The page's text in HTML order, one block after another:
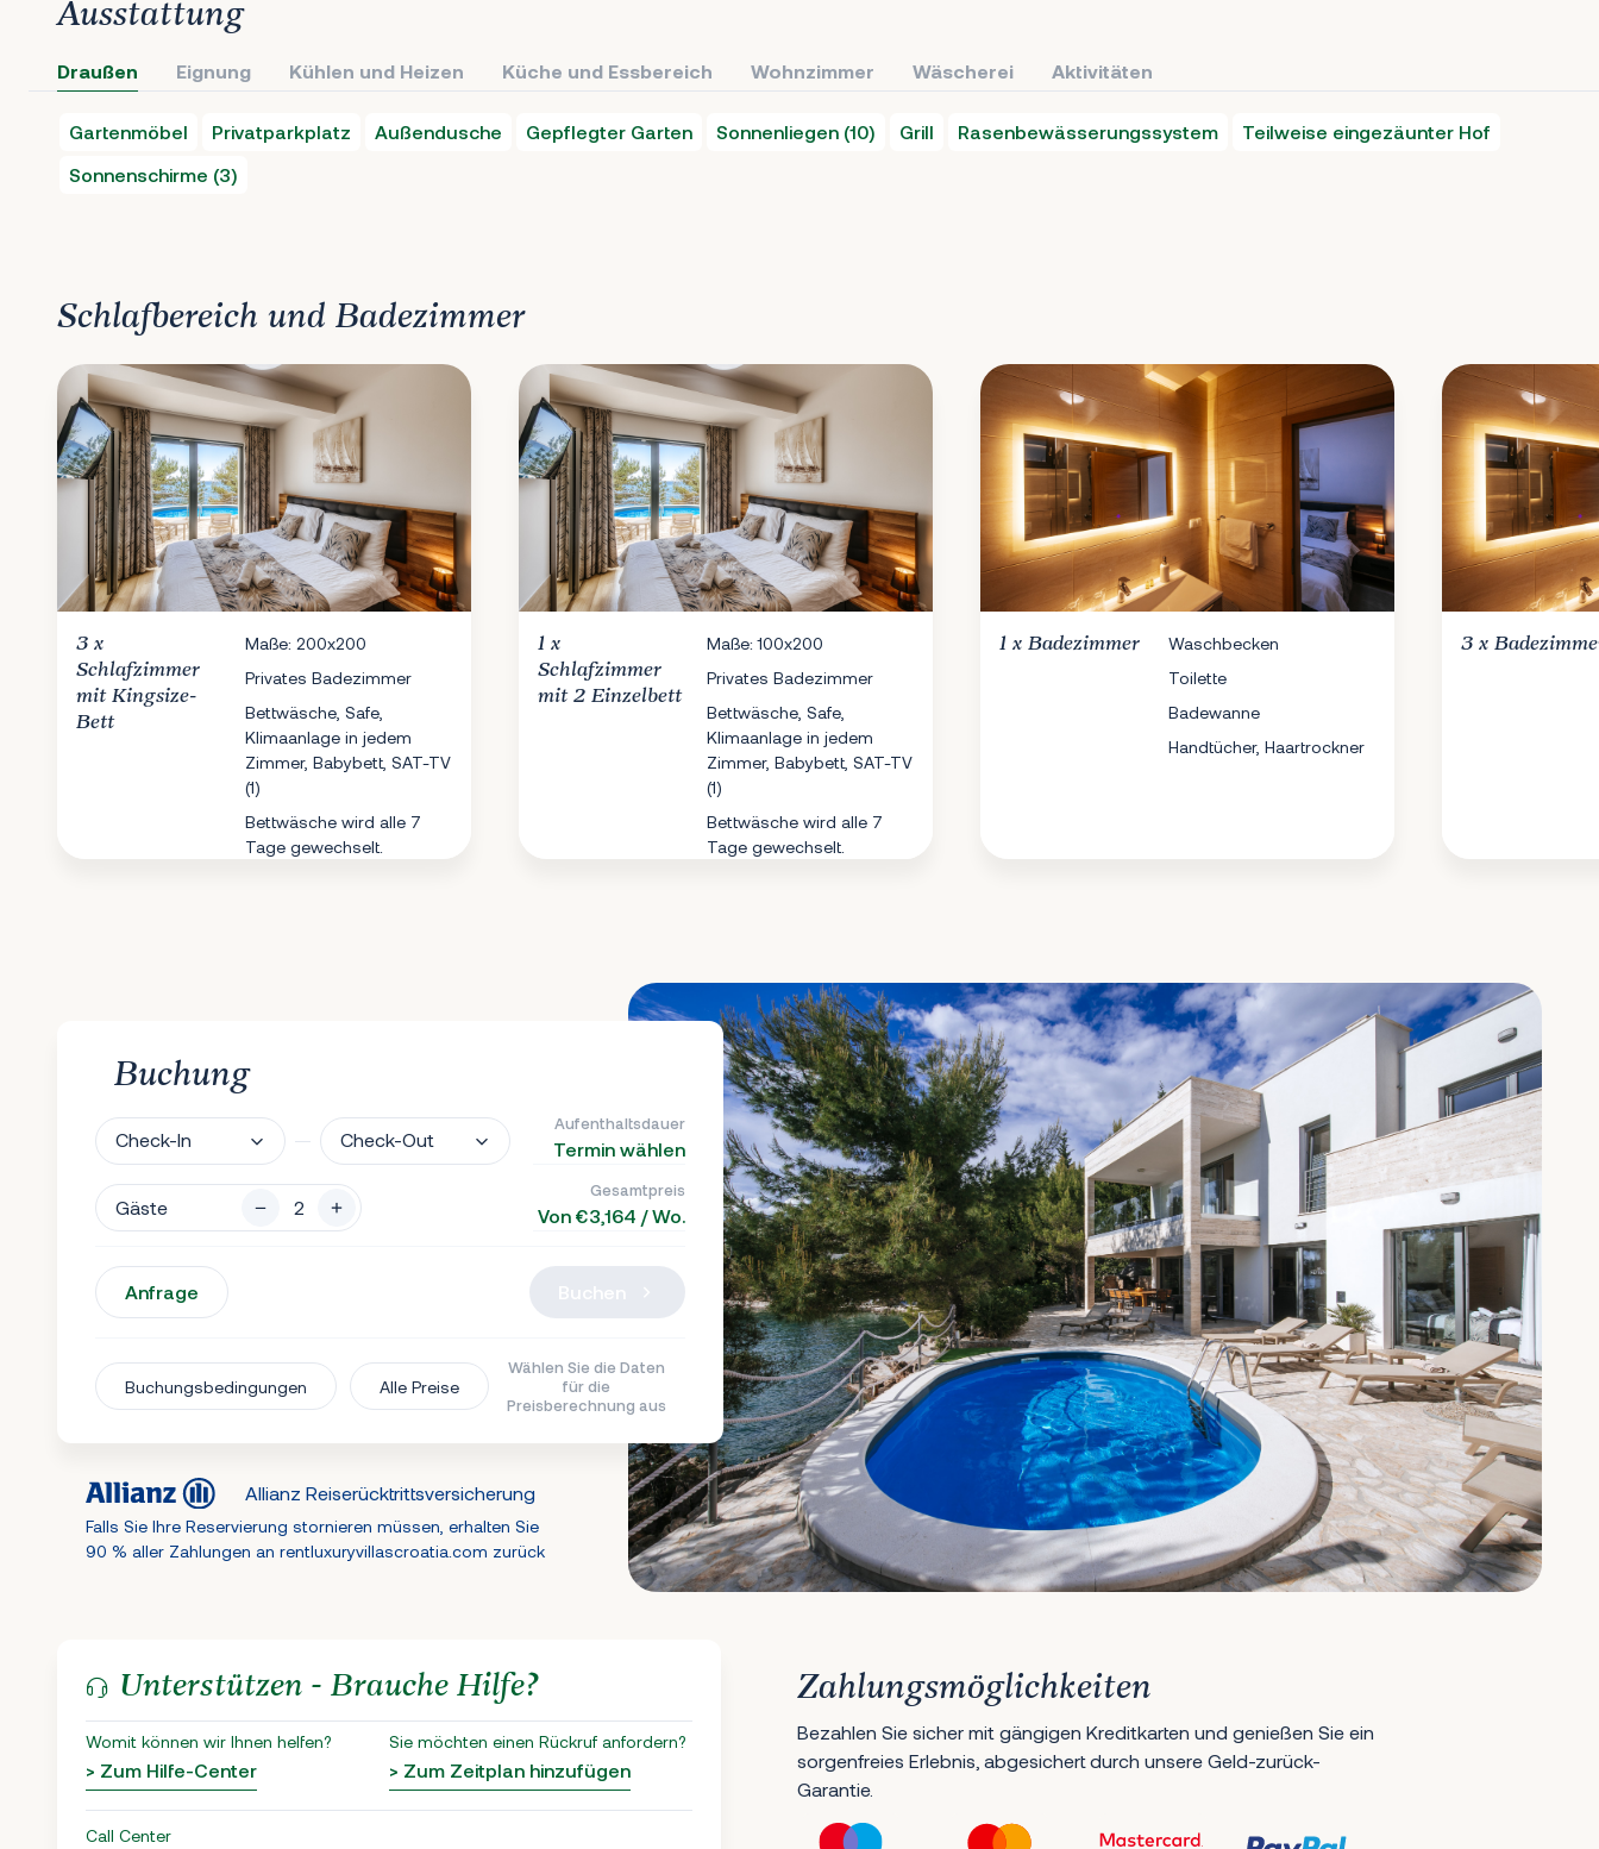
Ausstattung
Draußen Eignung Kühlen und Heizen Küche und Essbereich Wohnzimmer Wäscherei Aktivitäten
Gartenmöbel Privatparkplatz Außendusche Gepflegter Garten Sonnenliegen (10) Grill Rasenbewässerungssystem
Teilweise eingezäunter Hof
Sonnenschirme (3)
Schlafbereich und Badezimmer
3 x
Schlafzimmer
mit Kingsize-
Bett
Maße: 200x200
Privates Badezimmer
Bettwäsche, Safe,
Klimaanlage in jedem
Zimmer, Babybett, SAT-TV
(1)
Bettwäsche wird alle 7
Tage gewechselt.
1 x
Schlafzimmer
mit 2 Einzelbett
Maße: 100x200
Privates Badezimmer
Bettwäsche, Safe,
Klimaanlage in jedem
Zimmer, Babybett, SAT-TV
(1)
Bettwäsche wird alle 7
Tage gewechselt.
1 x Badezimmer
Waschbecken
Toilette
Badewanne
Handtücher, Haartrockner
3 x
Buchung
Check-In Check-Out
Aufenthaltsdauer
Termin wählen
Gäste
Gesamtpreis
Von €3,164 / Wo.
Anfrage
Buchungsbedingungen Alle Preise
Wählen Sie die Daten
für die
Preisberechnung aus
Allianz Reiserücktrittsversicherung
Falls Sie Ihre Reservierung stornieren müssen, erhalten Sie
90 % aller Zahlungen an rentluxuryvillascroatia.com zurück
Unterstützen - Brauche Hilfe?
Womit können wir Ihnen helfen?
> Zum Hilfe-Center
Sie möchten einen Rückruf anfordern?
> Zum Zeitplan hinzufügen
Call Center
Zahlungsmöglichkeiten
Bezahlen Sie sicher mit gängigen Kreditkarten und genießen Sie ein
sorgenfreies Erlebnis, abgesichert durch unsere Geld-zurück-
Garantie.